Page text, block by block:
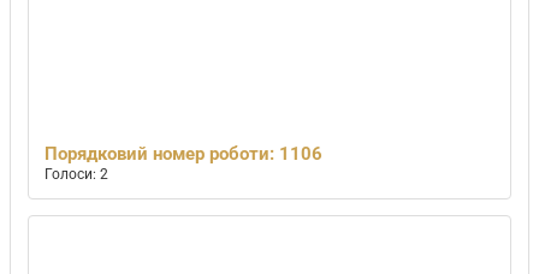
Порядковий номер роботи: 1106
Голоси: 2